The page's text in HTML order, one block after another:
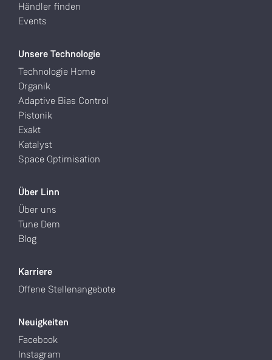
Händler finden
Events
Unsere Technologie
Technologie Home
Organik
Adaptive Bias Control
Pistonik
Exakt
Katalyst
Space Optimisation
Über Linn
Über uns
Tune Dem
Blog
Karriere
Offene Stellenangebote
Neuigkeiten
Facebook
Instagram